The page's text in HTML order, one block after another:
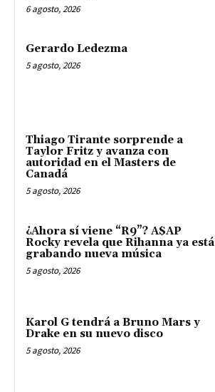
6 agosto, 2026
Gerardo Ledezma
5 agosto, 2026
Thiago Tirante sorprende a
Taylor Fritz y avanza con
autoridad en el Masters de
Canadá
5 agosto, 2026
¿Ahora sí viene “R9”? A$AP
Rocky revela que Rihanna ya está
grabando nueva música
5 agosto, 2026
Karol G tendrá a Bruno Mars y
Drake en su nuevo disco
5 agosto, 2026